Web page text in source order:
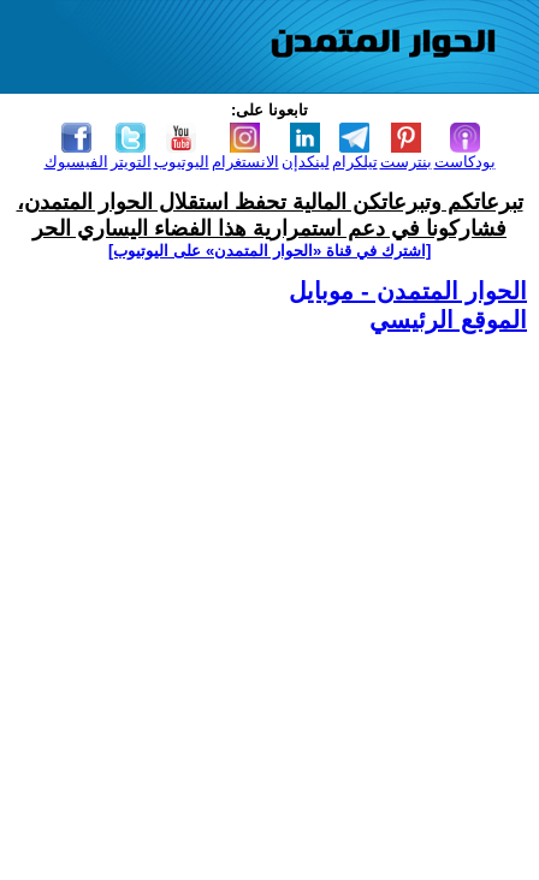
تابعونا على:
الفيسبوك التويتر اليوتيوب الانستغرام لينكدإن تيلكرامبنترست بودكاست
تبرعاتكم وتبرعاتكن المالية تحفظ استقلال الحوار المتمدن،
فشاركونا في دعم استمرارية هذا الفضاء اليساري الحر
[اشترك في قناة ‫«الحوار المتمدن» على اليوتيوب]
الحوار المتمدن - موبايل
الموقع الرئيسي